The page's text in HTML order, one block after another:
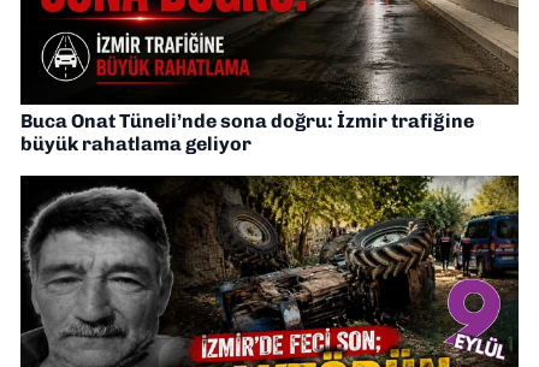
Buca Onat Tüneli’nde sona doğru: İzmir trafiğine
büyük rahatlama geliyor